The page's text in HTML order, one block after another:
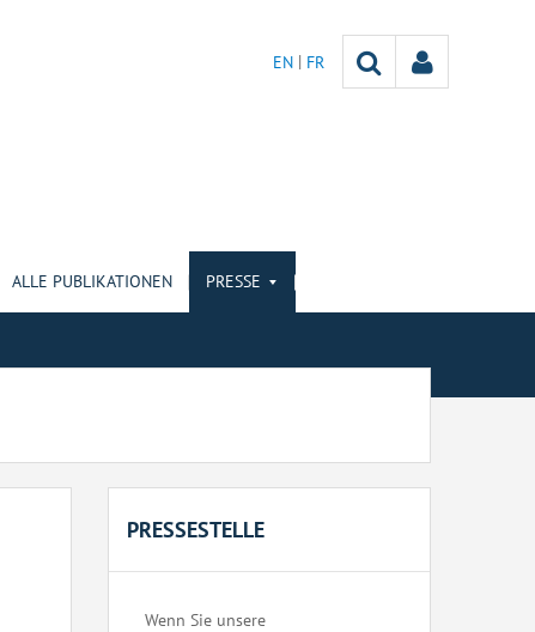
EN FR
ALLE PUBLIKATIONEN PRESSE
PRESSESTELLE
Wenn Sie unsere